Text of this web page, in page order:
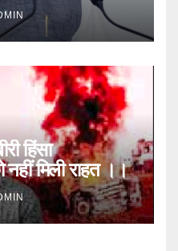
हिंसा
नहीं मिली राहत ।।